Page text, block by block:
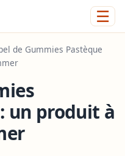
☰
de Gummies Pastèque
un produit à